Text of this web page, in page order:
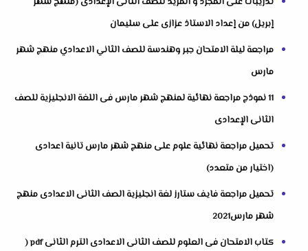
إبريل) من إعداد الاستاذ عزازى على سليمان
مراجعة ليلة الامتحان جبر وهندسة للصف الثاني الاعدادي منهج شهر
مارس
11 نموذج مراجعة نهائية لمنهج شهر مارس فى اللغة الانجليزية للصف
الثانى الإعدادى
تحميل مراجعة نهائية علوم على منهج شهر مارس تانية اعدادى
(اختيار من متعدد)
تحميل مراجعة فايف ستارز لغة انجليزية الصف الثانى الاعدادى منهج
شهر مارس2021
كتاب الامتحان فى العلوم للصف الثانى الاعدادى الترم الثانى pdf (